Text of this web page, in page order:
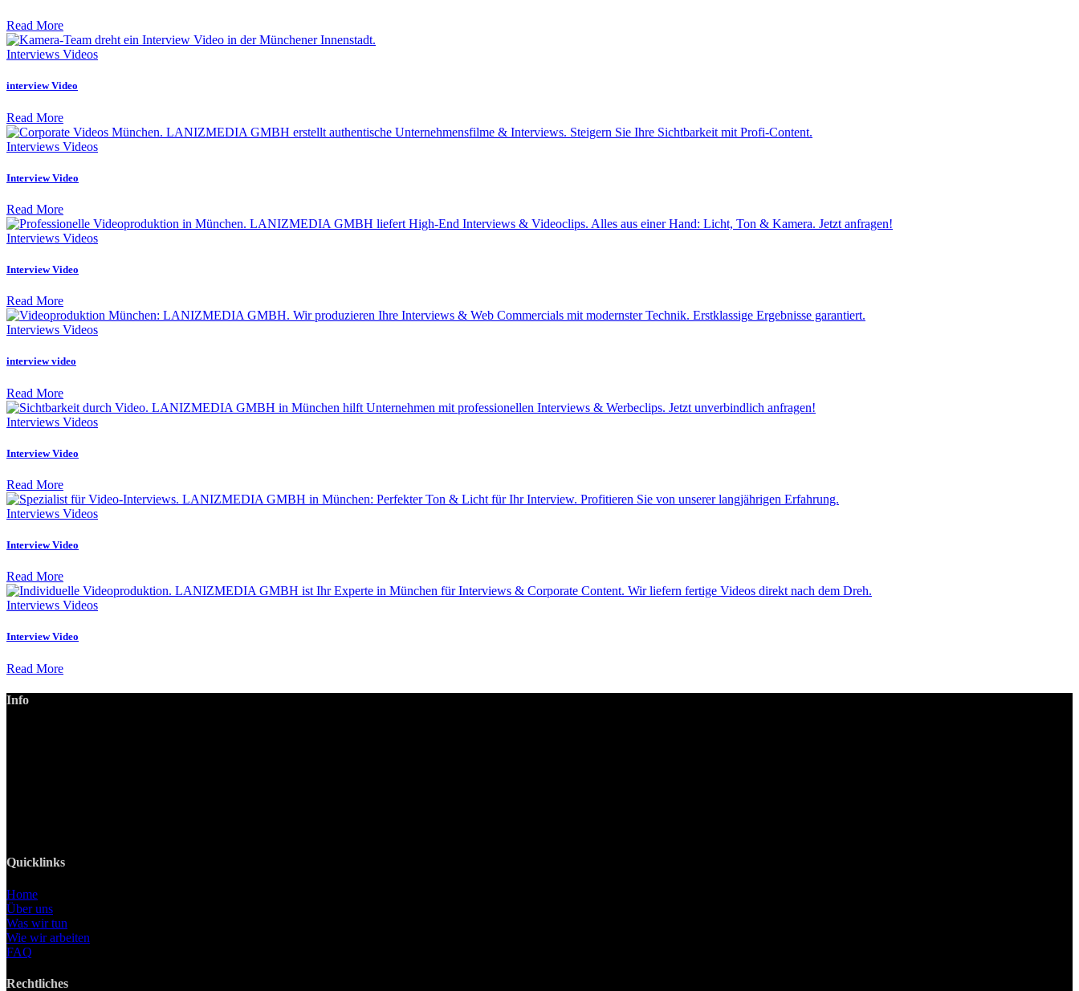
Read More
Interviews Videos
interview Video
Read More
Interviews Videos
Interview Video
Read More
Interviews Videos
Interview Video
Read More
Interviews Videos
interview video
Read More
Interviews Videos
Interview Video
Read More
Interviews Videos
Interview Video
Read More
Interviews Videos
Interview Video
Read More
Info
Quicklinks
Home
Über uns
Was wir tun
Wie wir arbeiten
FAQ
Rechtliches